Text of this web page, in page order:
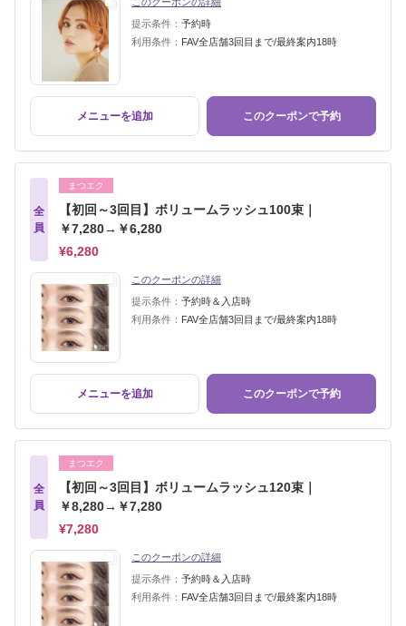
提示条件： 予約時
利用条件： FAV全店舗3回目まで/最終案内18時
メニューを追加 このクーポンで予約
全
員
まつエク
【初回～3回目】ボリュームラッシュ100束｜
￥7,280→￥6,280
¥6,280
このクーポンの詳細
提示条件： 予約時＆入店時
利用条件： FAV全店舗3回目まで/最終案内18時
メニューを追加 このクーポンで予約
全
員
まつエク
【初回～3回目】ボリュームラッシュ120束｜
￥8,280→￥7,280
¥7,280
このクーポンの詳細
提示条件： 予約時＆入店時
利用条件： FAV全店舗3回目まで/最終案内18時